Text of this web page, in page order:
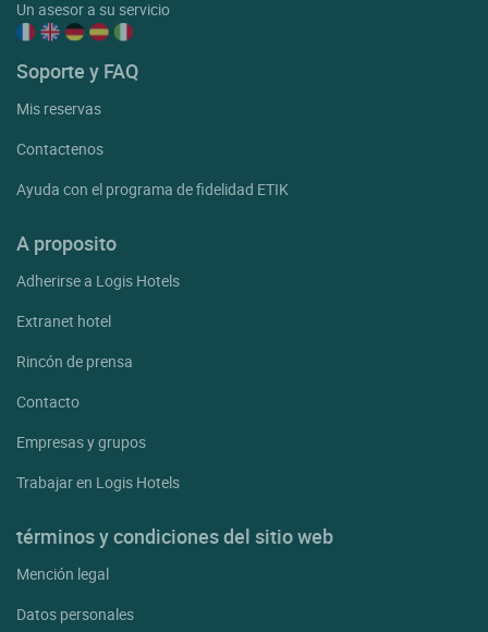
Un asesor a su servicio
Soporte y FAQ
Mis reservas
Contactenos
Ayuda con el programa de fidelidad ETIK
A proposito
Adherirse a Logis Hotels
Extranet hotel
Rincón de prensa
Contacto
Empresas y grupos
Trabajar en Logis Hotels
términos y condiciones del sitio web
Mención legal
Datos personales